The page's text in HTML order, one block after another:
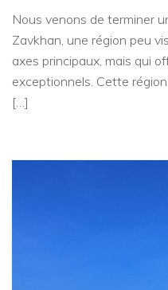
Nous venons de terminer
Zavkhan, une région peu
axes principaux, mais qui
exceptionnels. Cette
[…]